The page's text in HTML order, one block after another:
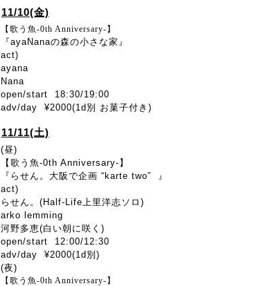
11/10(金)
【歌う魚-0th Anniversary-】
『ayaNanaの森の小さな家』
act)
ayana
Nana
open/start 18:30/19:00
adv/day ¥2000(1d別 お菓子付き)
11/11(土)
(昼)
【歌う魚-0th Anniversary-】
『らせん。大阪で企画 “karte two” 』
act)
らせん。(Half-Life上里洋志ソロ)
arko lemming
河野多恵(白い朝に咲く)
open/start 12:00/12:30
adv/day ¥2000(1d別)
(夜)
【歌う魚-0th Anniversary-】